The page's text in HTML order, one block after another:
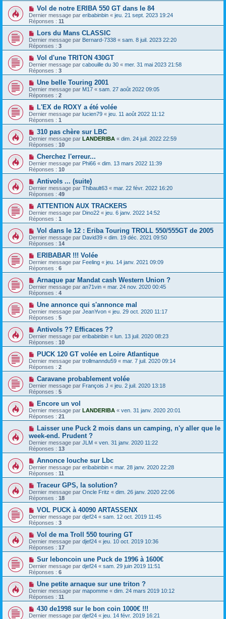
Vol de notre ERIBA 550 GT dans le 84
Dernier message par eribabinbin « jeu. 21 sept. 2023 19:24
Réponses : 11
Lors du Mans CLASSIC
Dernier message par Bernard-7338 « sam. 8 juil. 2023 22:20
Réponses : 3
Vol d'une TRITON 430GT
Dernier message par cabouille du 30 « mer. 31 mai 2023 21:58
Réponses : 3
Une belle Touring 2001
Dernier message par M17 « sam. 27 août 2022 09:05
Réponses : 2
L'EX de ROXY a été volée
Dernier message par lucien79 « jeu. 11 août 2022 11:12
Réponses : 1
310 pas chère sur LBC
Dernier message par LANDERIBA « dim. 24 juil. 2022 22:59
Réponses : 10
Cherchez l'erreur...
Dernier message par Phi66 « dim. 13 mars 2022 11:39
Réponses : 10
Antivols ... (suite)
Dernier message par Thibault63 « mar. 22 févr. 2022 16:20
Réponses : 49
ATTENTION AUX TRACKERS
Dernier message par Dino22 « jeu. 6 janv. 2022 14:52
Réponses : 1
Vol dans le 12 : Eriba Touring TROLL 550/555GT de 2005
Dernier message par David39 « dim. 19 déc. 2021 09:50
Réponses : 14
ERIBABAR !!! Volée
Dernier message par Feeling « jeu. 14 janv. 2021 09:09
Réponses : 6
Arnaque par Mandat cash Western Union ?
Dernier message par an71vin « mar. 24 nov. 2020 00:45
Réponses : 4
Une annonce qui s'annonce mal
Dernier message par JeanYvon « jeu. 29 oct. 2020 11:17
Réponses : 5
Antivols ?? Efficaces ??
Dernier message par eribabinbin « lun. 13 juil. 2020 08:23
Réponses : 10
PUCK 120 GT volée en Loire Atlantique
Dernier message par trollmanndu59 « mar. 7 juil. 2020 09:14
Réponses : 2
Caravane probablement volée
Dernier message par François J « jeu. 2 juil. 2020 13:18
Réponses : 5
Encore un vol
Dernier message par LANDERIBA « ven. 31 janv. 2020 20:01
Réponses : 21
Laisser une Puck 2 mois dans un camping, n'y aller que le
week-end. Prudent ?
Dernier message par JLM « ven. 31 janv. 2020 11:22
Réponses : 13
Annonce louche sur Lbc
Dernier message par eribabinbin « mar. 28 janv. 2020 22:28
Réponses : 11
Traceur GPS, la solution?
Dernier message par Oncle Fritz « dim. 26 janv. 2020 22:06
Réponses : 18
VOL PUCK à 40090 ARTASSENX
Dernier message par djef24 « sam. 12 oct. 2019 11:45
Réponses : 3
Vol de ma Troll 550 touring GT
Dernier message par djef24 « jeu. 10 oct. 2019 10:36
Réponses : 17
Sur leboncoin une Puck de 1996 à 1600€
Dernier message par djef24 « sam. 29 juin 2019 11:51
Réponses : 6
Une petite arnaque sur une triton ?
Dernier message par mapomme « dim. 24 mars 2019 10:12
Réponses : 11
430 de1998 sur le bon coin 1000€ !!!
Dernier message par djef24 « jeu. 14 févr. 2019 16:21